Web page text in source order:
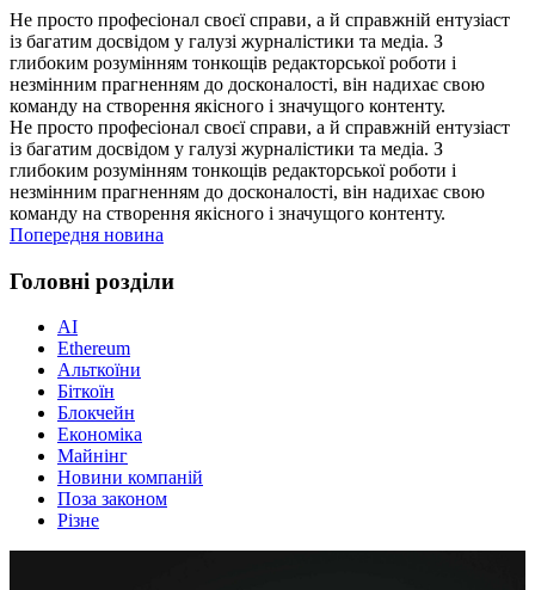
Не просто професіонал своєї справи, а й справжній ентузіаст
із багатим досвідом у галузі журналістики та медіа. З
глибоким розумінням тонкощів редакторської роботи і
незмінним прагненням до досконалості, він надихає свою
команду на створення якісного і значущого контенту.
Не просто професіонал своєї справи, а й справжній ентузіаст
із багатим досвідом у галузі журналістики та медіа. З
глибоким розумінням тонкощів редакторської роботи і
незмінним прагненням до досконалості, він надихає свою
команду на створення якісного і значущого контенту.
Попередня новина
Головні розділи
AI
Ethereum
Альткоїни
Біткоїн
Блокчейн
Економіка
Майнінг
Новини компаній
Поза законом
Різне